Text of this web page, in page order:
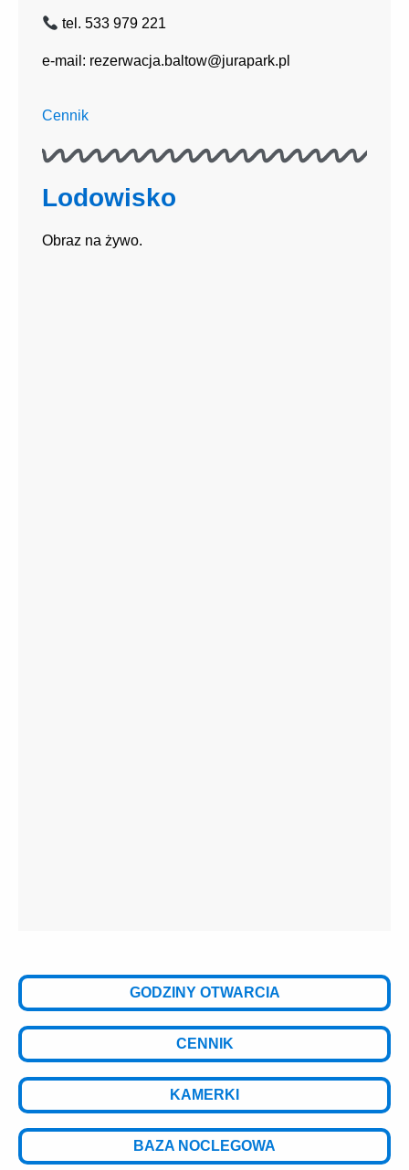
tel. 533 979 221
e-mail: rezerwacja.baltow@jurapark.pl
Cennik
Lodowisko
Obraz na żywo.
GODZINY OTWARCIA
CENNIK
KAMERKI
BAZA NOCLEGOWA